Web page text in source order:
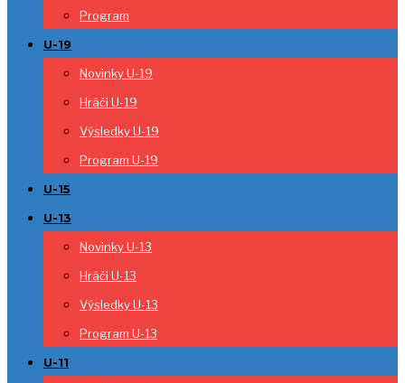
Program
U-19
Novinky U-19
Hráči U-19
Výsledky U-19
Program U-19
U-15
U-13
Novinky U-13
Hráči U-13
Výsledky U-13
Program U-13
U-11